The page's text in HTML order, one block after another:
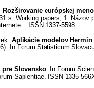
Rozširovanie európskej
s. Working papers, 1. Názov
. ISSN 1337-5598.
Aplikácie modelov Hermin
In Forum Statisticum
pre Slovensko. In Forum
Sapientiae. ISSN 1335-